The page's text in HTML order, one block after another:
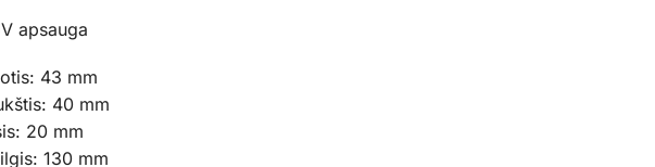
apsauga
43 mm
40 mm
20 mm
130 mm